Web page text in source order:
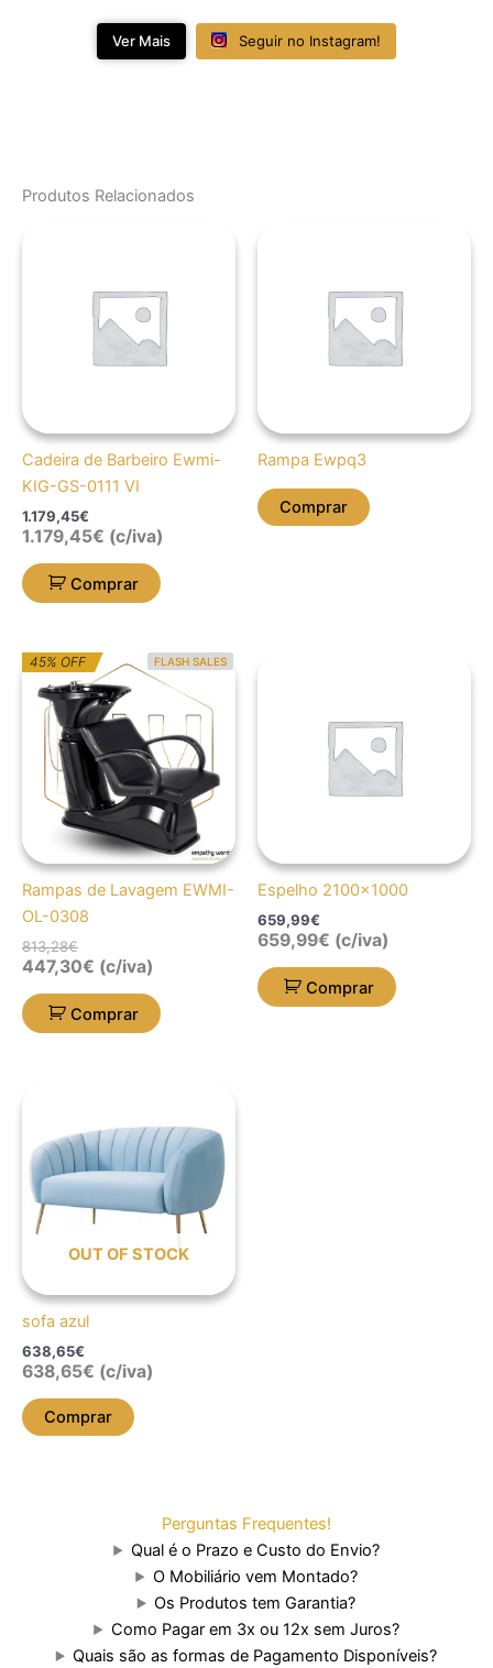
Ver Mais Seguir no Instagram!
Produtos Relacionados
Cadeira de Barbeiro Ewmi-
KIG-GS-0111 VI
1.179,45€
1.179,45€ (c/iva)
Comprar
Rampa Ewpq3
Comprar
FLASH SALES
45% OFF
Rampas de Lavagem EWMI-
OL-0308
813,28€
O
preço
original
era:
813,28€.
O
preço
atual
é:
447,30€.
447,30€ (c/iva)
Comprar
Espelho 2100×1000
659,99€
659,99€ (c/iva)
Comprar
OUT OF STOCK
sofa azul
638,65€
638,65€ (c/iva)
Comprar
Perguntas Frequentes!
Qual é o Prazo e Custo do Envio?
O Mobiliário vem Montado?
Os Produtos tem Garantia?
Como Pagar em 3x ou 12x sem Juros?
Quais são as formas de Pagamento Disponíveis?